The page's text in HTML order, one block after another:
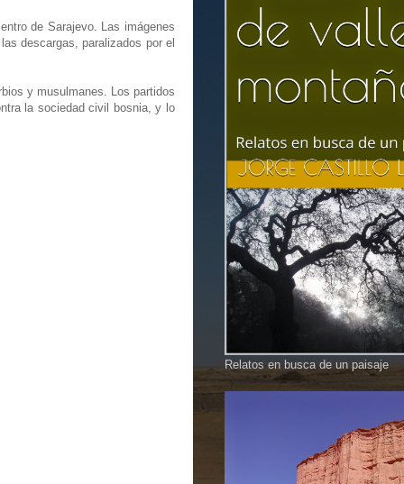
de Sarajevo. Las imágenes
descargas, paralizados por el
y musulmanes. Los partidos
la sociedad civil bosnia, y lo
Relatos en busca de un paisaje